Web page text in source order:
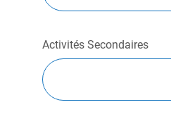
Activités Secondaires